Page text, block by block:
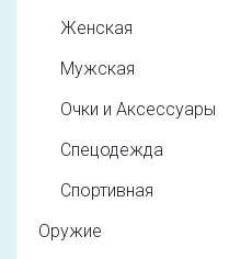
Женская
Мужская
Очки и Аксессуары
Спецодежда
Спортивная
Оружие